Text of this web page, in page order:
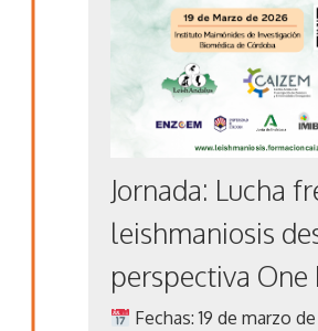
Jornada: Lucha
leishmaniosis
perspectiva One
Fechas: 19 de marzo